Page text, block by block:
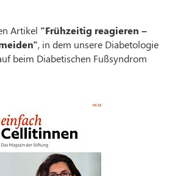
Artikel "Frühzeitig reagieren –
, in dem unsere Diabetologie
beim Diabetischen Fußsyndrom